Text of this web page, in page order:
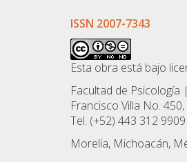
ISSN 2007-7343
Esta obra está bajo
Facultad de
Francisco Villa No.
Tel. (+52) 443 312
Morelia, Michoacán,